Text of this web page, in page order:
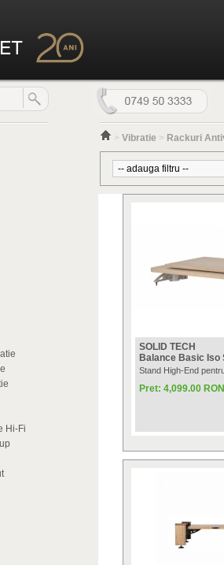
Hi-Fi
> Vibratie > Rackuri
SOLID TECH
Balance Basic Iso
Stand High-End
Pret: 4,099.00 RON